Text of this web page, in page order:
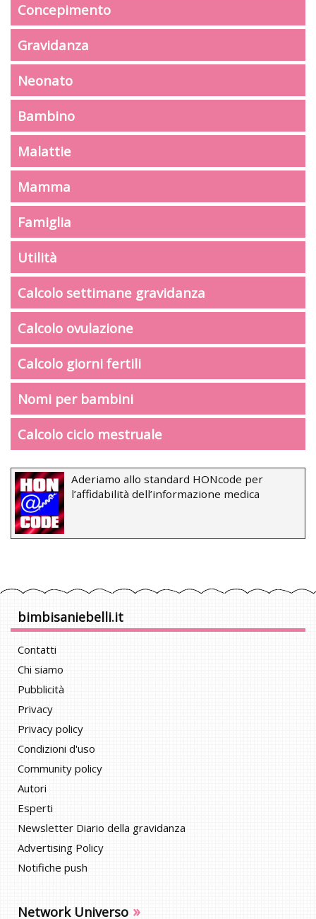
Concepimento
Gravidanza
Neonato
Bambino
Malattie
Mamma
Famiglia
Utilità
Calcolo settimane gravidanza
Calcolo ovulazione
Calcolo giorni fertili
Nomi per bambini
Calcolo ciclo mestruale
Aderiamo allo standard HONcode per
l’affidabilità dell’informazione medica
bimbisaniebelli.it
Contatti
Chi siamo
Pubblicità
Privacy
Privacy policy
Condizioni d'uso
Community policy
Autori
Esperti
Newsletter Diario della gravidanza
Advertising Policy
Notifiche push
Network Universo »